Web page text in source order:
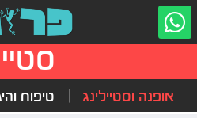
אופנה וסטיילינג טיפוח